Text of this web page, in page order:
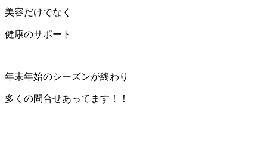
美容だけでなく
健康のサポート
年末年始のシーズンが終わり
多くの問合せあってます！！